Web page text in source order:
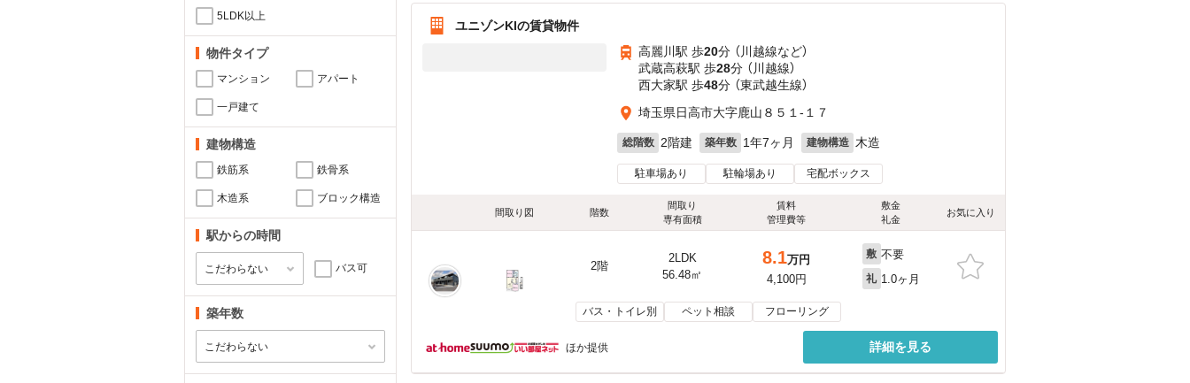
5LDK以上
物件タイプ
マンション アパート
一戸建て
建物構造
鉄筋系 鉄骨系
木造系 ブロック構造
駅からの時間
バス可
築年数
ユニゾンKIの賃貸物件
高麗川駅 歩20分 （川越線など）
武蔵高萩駅 歩28分 （川越線）
西大家駅 歩48分 （東武越生線）
埼玉県日高市大字鹿山８５１-１７
総階数 2階建 築年数 1年7ヶ月 建物構造 木造
駐車場あり 駐輪場あり 宅配ボックス
間取り図 階数
間取り
専有面積
賃料
管理費等
敷金
礼金
お気に入り
2階
2LDK
56.48㎡
8.1万円
4,100円
敷 不要
礼 1.0ヶ月
バス・トイレ別 ペット相談 フローリング
ほか提供 詳細を見る